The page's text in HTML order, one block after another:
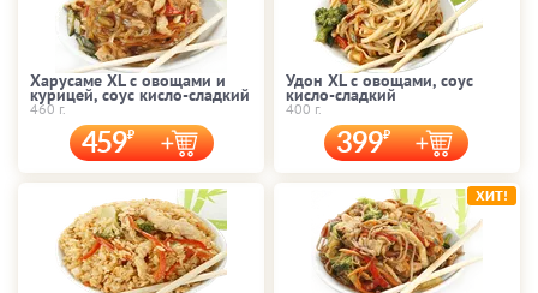
Харусаме XL с овощами и
курицей, соус кисло-сладкий
460 г.
459
Удон XL с овощами, соус
кисло-сладкий
400 г.
399
ХИТ!